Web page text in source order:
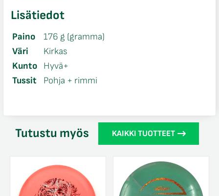
Lisätiedot
Paino
176 g (gramma)
Väri
Kirkas
Kunto
Hyvä+
Tussit
Pohja + rimmi
Tutustu myös KAIKKI TUOTTEET